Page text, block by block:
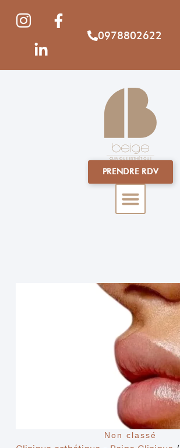
0978802622
PRENDRE RDV
Non classé